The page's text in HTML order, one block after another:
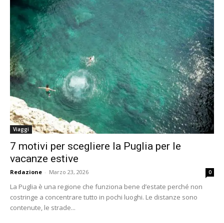
Viaggi
7 motivi per scegliere la Puglia per le
vacanze estive
Redazione - Marzo 23, 2026 0
La Puglia è una regione che funziona bene d’estate perché non
costringe a concentrare tutto in pochi luoghi. Le distanze sono
contenute, le strade...